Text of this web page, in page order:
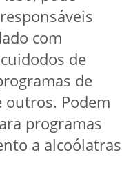
com
de
de
outros. Podem
programas
a alcoólatras